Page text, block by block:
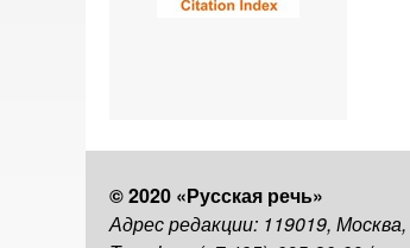
© 2020 «Русская речь»
Адрес редакции: 119019,